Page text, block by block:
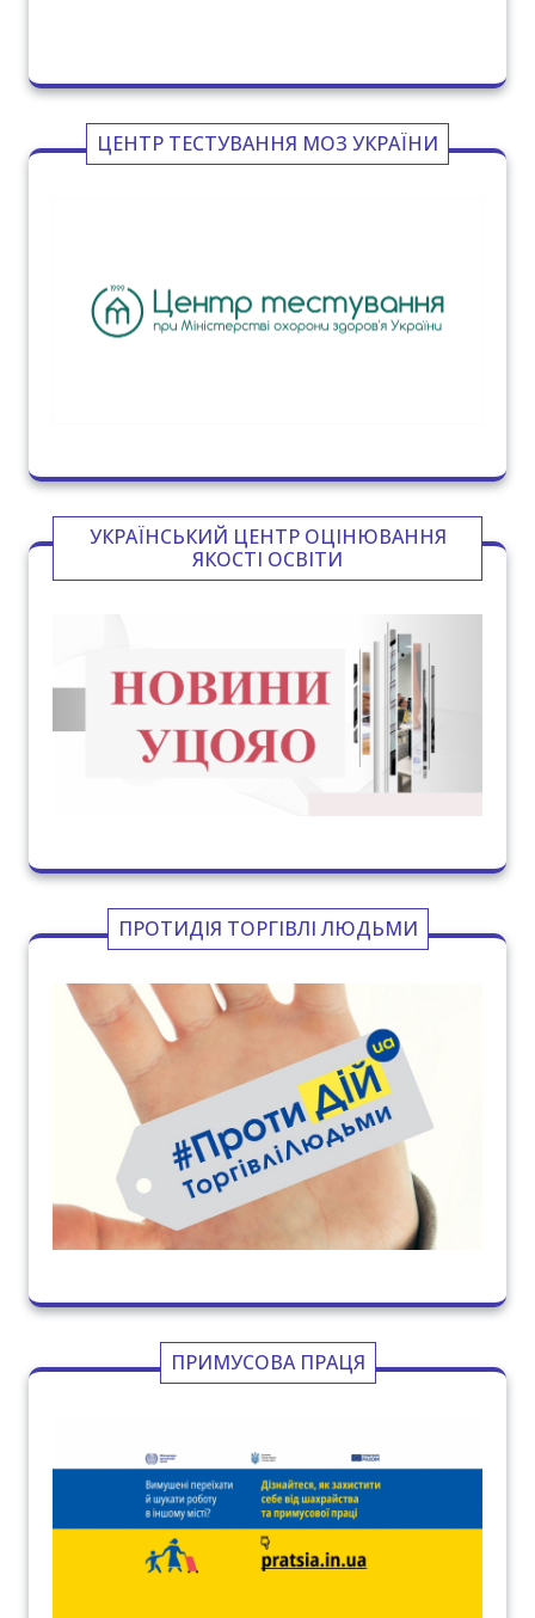
ЦЕНТР ТЕСТУВАННЯ МОЗ УКРАЇНИ
УКРАЇНСЬКИЙ ЦЕНТР ОЦІНЮВАННЯ
ЯКОСТІ ОСВІТИ
ПРОТИДІЯ ТОРГІВЛІ ЛЮДЬМИ
ПРИМУСОВА ПРАЦЯ